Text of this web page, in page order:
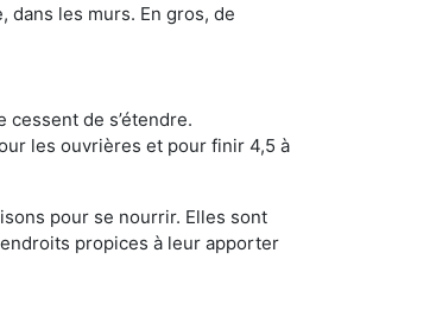
dans les murs. En gros, de
de s’étendre.
les ouvrières et pour finir 4,5 à
pour se nourrir. Elles sont
propices à leur apporter